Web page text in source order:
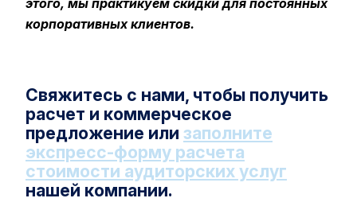
этого, мы практикуем скидки для постоянных
корпоративных клиентов.
Свяжитесь с нами, чтобы получить
расчет и коммерческое
предложение или заполните
экспресс-форму расчета
стоимости аудиторских услуг
нашей компании.